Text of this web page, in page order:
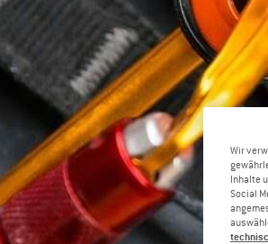
Wir
Inhalte
Social